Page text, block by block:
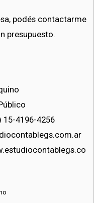
podés contactarme
presupuesto.
15-4196-4256